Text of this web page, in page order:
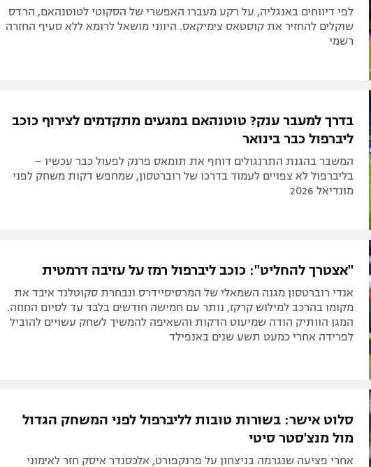
לפי דיווחים באנגליה, על רקע מעברו האפשרי של הסקוטי לטוטנהאם, הרדס
שוקלים להחזיר את קוסטאס צימיקאס. היווני מושאל לרומא ללא סעיף החזרה
רשמי
בדרך למעבר ענק? טוטנהאם במגעים מתקדמים לצירוף כוכב
ליברפול כבר בינואר
המשבר בהגנת התרנגולים דוחף את תומאס פרנק לפעול כבר עכשיו –
בליברפול לא צפויים לעמוד בדרכו של רוברטסון, שמחפש דקות משחק לפני
מונדיאל 2026
"אצטרך להחליט": כוכב ליברפול רמז על עזיבה דרמטית
אנדי רוברטסון מגנה השמאלי של המרסיסיידרס ונבחרת סקוטלנד איבד את
מקומו בהרכב למילוש קרקז, נותר עם חמישה חודשים בלבד עד לסיום החוזה.
המגן הוותיק הודה שמיעוט הדקות והשאיפה להמשיך לשחק עשויים להוביל
לפרידה אחרי כמעט תשע שנים באנפילד
סלוט אישר: בשורות טובות לליברפול לפני המשחק הגדול
מול מנצ'סטר סיטי
אחרי פציעה שנגרמה בניצחון על פרנקפורט, אלכסנדר איסק חזר לאימוני